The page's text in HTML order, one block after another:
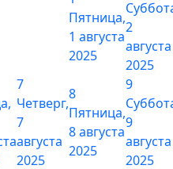
Пятница,
1 августа
2025
2
августа
2025
7
Четверг,
7
августа
2025
8
Пятница,
8 августа
2025
9
9
августа
2025